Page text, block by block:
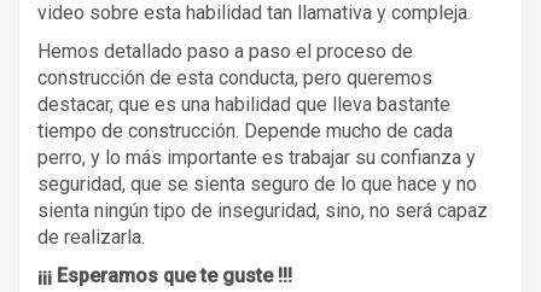
video sobre esta habilidad tan llamativa y compleja.
Hemos detallado paso a paso el proceso de
construcción de esta conducta, pero queremos
destacar, que es una habilidad que lleva bastante
tiempo de construcción. Depende mucho de cada
perro, y lo más importante es trabajar su confianza y
seguridad, que se sienta seguro de lo que hace y no
sienta ningún tipo de inseguridad, sino, no será capaz
de realizarla.
¡¡¡ Esperamos que te guste !!!